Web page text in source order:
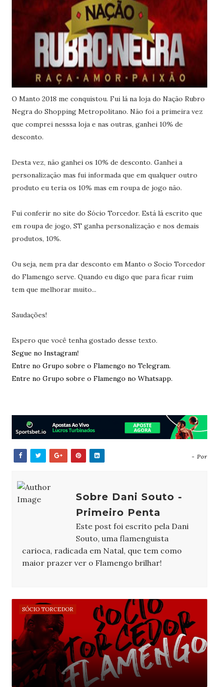
O Manto 2018 me conquistou. Fui lá na loja do Nação Rubro
Negra do Shopping Metropolitano. Não foi a primeira vez
que comprei nesssa loja e nas outras, ganhei 10% de
desconto.
Desta vez, não ganhei os 10% de desconto. Ganhei a
personalização mas fui informada que em qualquer outro
produto eu teria os 10% mas em roupa de jogo não.
Fui conferir no site do Sócio Torcedor. Está lá escrito que
em roupa de jogo, ST ganha personalização e nos demais
produtos, 10%.
Ou seja, nem pra dar desconto em Manto o Socio Torcedor
do Flamengo serve. Quando eu digo que para ficar ruim
tem que melhorar muito...
Saudações!
Espero que você tenha gostado desse texto.
Segue no Instagram!
Entre no Grupo sobre o Flamengo no Telegram.
Entre no Grupo sobre o Flamengo no Whatsapp.
- Por
Sobre Dani Souto -
Primeiro Penta
Este post foi escrito pela Dani
Souto, uma flamenguista
carioca, radicada em Natal, que tem como
maior prazer ver o Flamengo brilhar!
SÓCIO TORCEDOR